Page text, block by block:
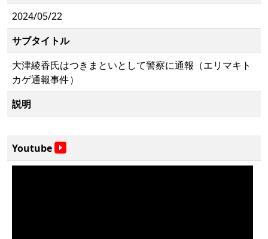
2024/05/22
サブタイトル
大津綾香氏はつきまといとして警察に通報（エリマキト
カゲ通報事件）
説明
Youtube